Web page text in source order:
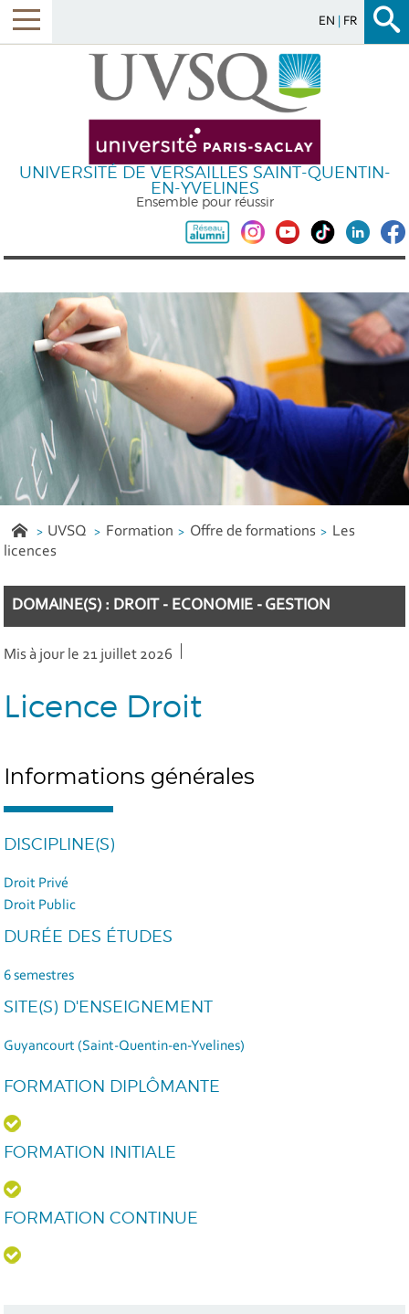
EN FR
UNIVERSITÉ DE VERSAILLES SAINT-QUENTIN-
EN-YVELINES
Ensemble pour réussir
UVSQ Formation Offre de formations
Les
licences
DOMAINE(S) : DROIT - ECONOMIE - GESTION
Mis à jour le 21 juillet 2026
Licence Droit
Informations générales
DISCIPLINE(S)
Droit Privé
Droit Public
DURÉE DES ÉTUDES
6 semestres
SITE(S) D'ENSEIGNEMENT
Guyancourt (Saint-Quentin-en-Yvelines)
FORMATION DIPLÔMANTE
FORMATION INITIALE
FORMATION CONTINUE